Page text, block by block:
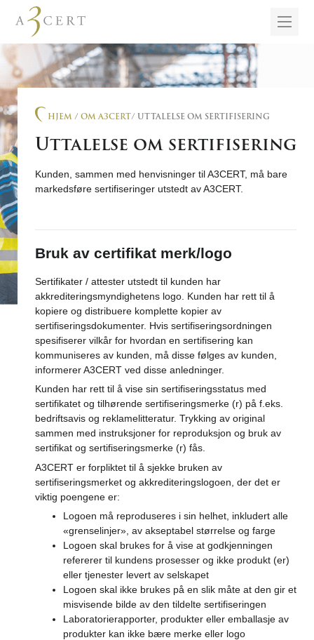
HJEM/ OM A3CERT/ UTTALELSE OM SERTIFISERING
Uttalelse om sertifisering
Kunden, sammen med henvisninger til A3CERT, må bare
markedsføre sertifiseringer utstedt av A3CERT.
Bruk av certifikat merk/logo
Sertifikater / attester utstedt til kunden har
akkrediteringsmyndighetens logo. Kunden har rett til å
kopiere og distribuere komplette kopier av
sertifiseringsdokumenter. Hvis sertifiseringsordningen
spesifiserer vilkår for hvordan en sertifisering kan
kommuniseres av kunden, må disse følges av kunden,
informerer A3CERT ved disse anledninger.
Kunden har rett til å vise sin sertifiseringsstatus med
sertifikatet og tilhørende sertifiseringsmerke (r) på f.eks.
bedriftsavis og reklamelitteratur. Trykking av original
sammen med instruksjoner for reproduksjon og bruk av
sertifikat og sertifiseringsmerke (r) fås.
A3CERT er forpliktet til å sjekke bruken av
sertifiseringsmerket og akkrediteringslogoen, der det er
viktig poengene er:
Logoen må reproduseres i sin helhet, inkludert alle
«grenselinjer», av akseptabel størrelse og farge
Logoen skal brukes for å vise at godkjenningen
refererer til kundens prosesser og ikke produkt (er)
eller tjenester levert av selskapet
Logoen skal ikke brukes på en slik måte at den gir et
misvisende bilde av den tildelte sertifiseringen
Laboratorierapporter, produkter eller emballasje av
produkter kan ikke bære merke eller logo